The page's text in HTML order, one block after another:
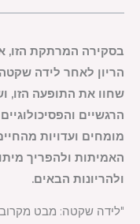
בסקירה המרתקת הזו,
הריון לאחר לידה
שחוו את התופעה הזו,
הרגשיים
מומחים ועדויות
האמיתות ולהפריך
ולהריונות הבאים.
"לידה שקטה: מבט